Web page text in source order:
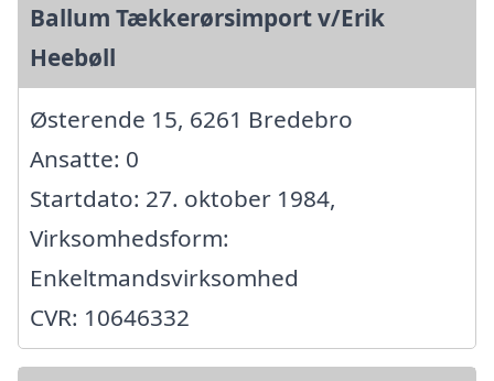
Ballum Tækkerørsimport v/Erik
Heebøll
Østerende 15, 6261 Bredebro
Ansatte: 0
Startdato: 27. oktober 1984,
Virksomhedsform:
Enkeltmandsvirksomhed
CVR: 10646332